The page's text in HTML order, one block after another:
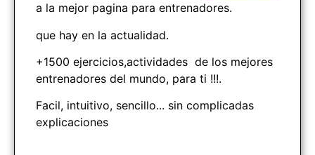
a la mejor pagina para entrenadores.
que hay en la actualidad.
+1500 ejercicios,actividades de los mejores
entrenadores del mundo, para ti !!!.
Facil, intuitivo, sencillo... sin complicadas
explicaciones